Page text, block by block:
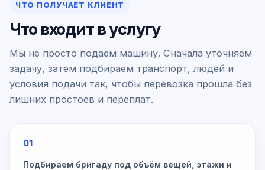
ЧТО ПОЛУЧАЕТ КЛИЕНТ
Что входит в услугу
Мы не просто подаём машину. Сначала уточняем
задачу, затем подбираем транспорт, людей и
условия подачи так, чтобы перевозка прошла без
лишних простоев и переплат.
01
Подбираем бригаду под объём вещей, этажи и